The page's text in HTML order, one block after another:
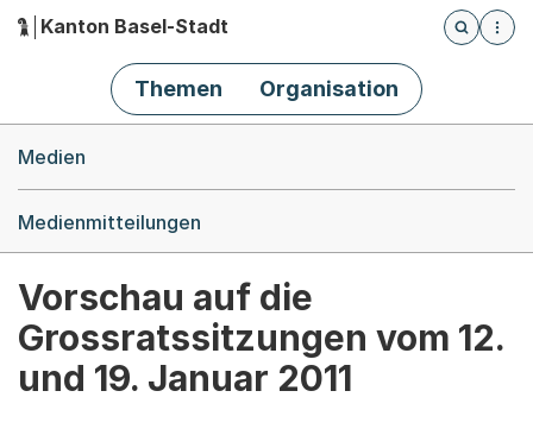
Hauptnavigation
Kanton Basel-Stadt
Öffnet
Themen Organisation
Medien
Medienmitteilungen
Vorschau auf die
Grossratssitzungen vom 12.
und 19. Januar 2011